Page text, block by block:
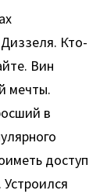
Кто-
Вин
мечты.
в
доступ